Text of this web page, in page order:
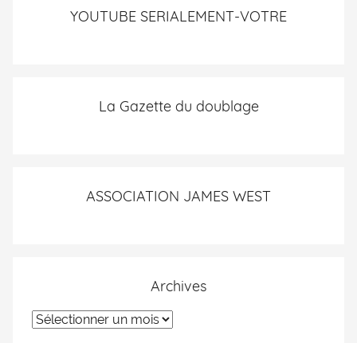
YOUTUBE SERIALEMENT-VOTRE
La Gazette du doublage
ASSOCIATION JAMES WEST
Archives